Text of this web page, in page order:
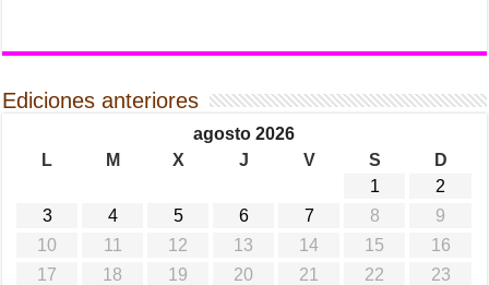
Ediciones anteriores
agosto 2026
L
M X J V S
D
1
2
3
4 5 6 7 8
9
10
11 12 13 14 15
16
17
18 19 20 21 22
23